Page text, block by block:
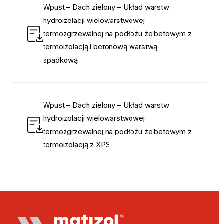
Wpust – Dach zielony – Układ warstw
hydroizolacji wielowarstwowej
termozgrzewalnej na podłożu żelbetowym z
termoizolacją i betonową warstwą
spadkową
Wpust – Dach zielony – Układ warstw
hydroizolacji wielowarstwowej
termozgrzewalnej na podłożu żelbetowym z
termoizolacją z XPS